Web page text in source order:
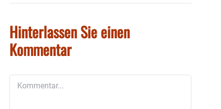
Hinterlassen Sie einen
Kommentar